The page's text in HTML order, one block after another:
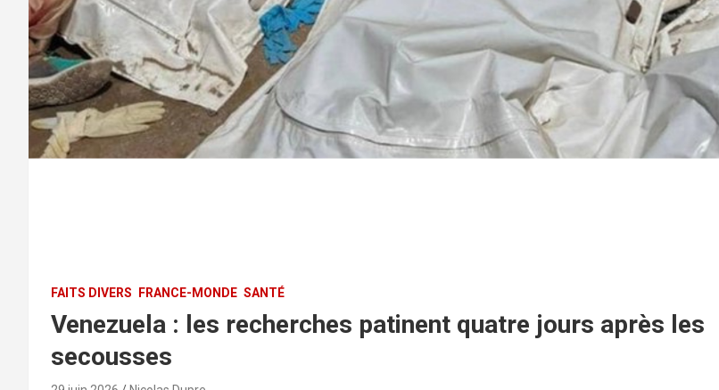
FAITS DIVERS FRANCE-MONDE SANTÉ
Venezuela : les recherches patinent quatre jours après les
secousses